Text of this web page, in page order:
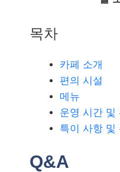
목차
카페 소개
편의 시설
메뉴
운영 시간 및
특이 사항 및
Q&A